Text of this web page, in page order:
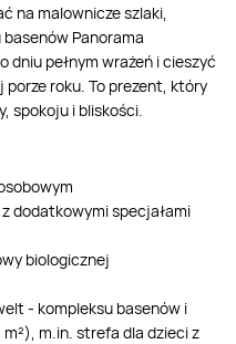
na malownicze szlaki,
Panorama
dniu pełnym wrażeń i cieszyć
roku. To prezent, który
spokoju i bliskości.
dodatkowymi specjałami
biologicznej
- kompleksu basenów i
m.in. strefa dla dzieci z